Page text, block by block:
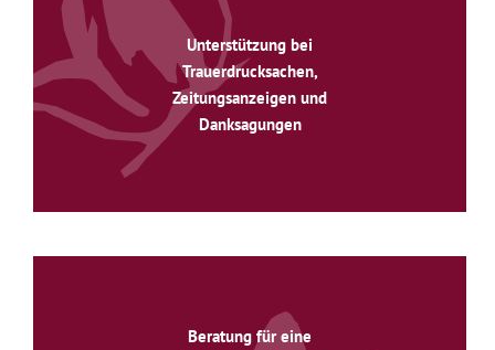
Unterstützung bei
Trauerdrucksachen,
Zeitungsanzeigen und
Danksagungen
Beratung für eine